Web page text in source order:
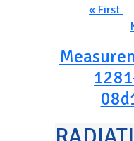
Pagination
« First